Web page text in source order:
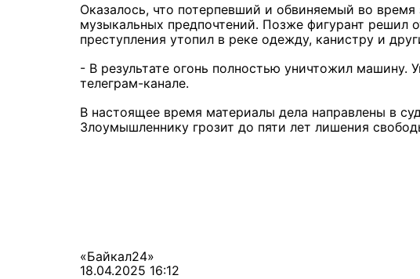
Оказалось, что потерпевший и обвиняемый во время
музыкальных предпочтений. Позже фигурант решил
преступления утопил в реке одежду, канистру и
- В результате огонь полностью уничтожил
телеграм-канале.
В настоящее время материалы дела направлены в
Злоумышленнику грозит до пяти лет лишения
«Байкал24»
18.04.2025 16:12